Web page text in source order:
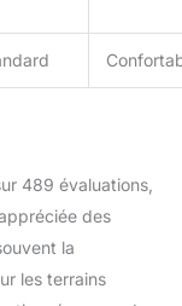
489 évaluations,
des
la
les terrains